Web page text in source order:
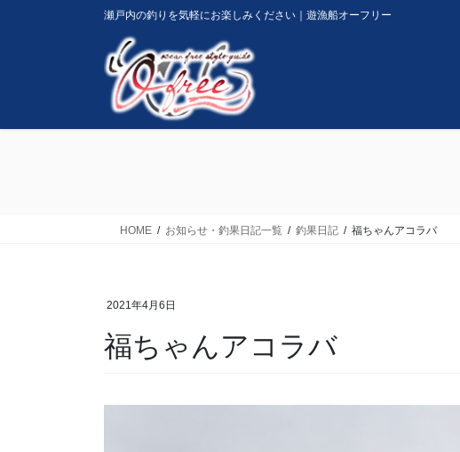
瀬戸内の釣りを気軽にお楽しみください｜遊漁船オーフリー
HOME お知らせ・釣果日記一覧 釣果日記 福ちゃんアコラバ
2021年4月6日
福ちゃんアコラバ